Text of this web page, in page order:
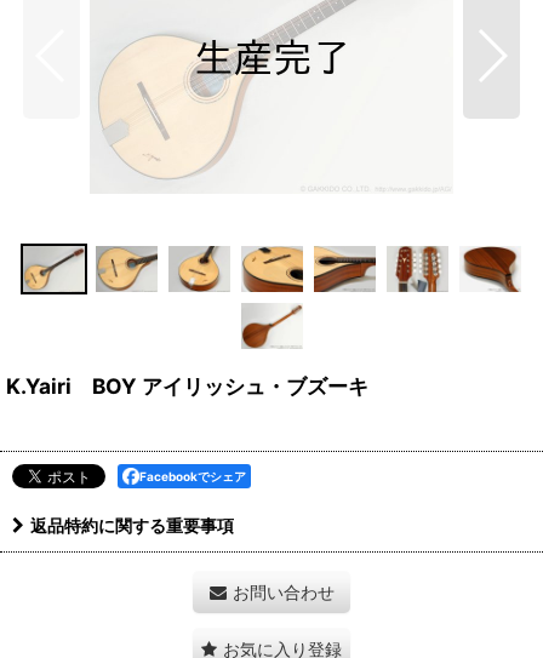
K.Yairi BOY アイリッシュ・ブズーキ
Facebookでシェア
返品特約に関する重要事項
お問い合わせ
お気に入り登録